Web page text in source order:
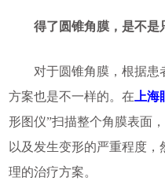
得了圆锥角膜，是不是
对于圆锥角膜，根据患
方案也是不一样的。在 上
形图仪”扫描整个角膜表面
以及发生变形的严重程度
理的治疗方案。